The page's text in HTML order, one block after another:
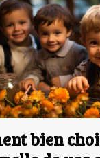
bien